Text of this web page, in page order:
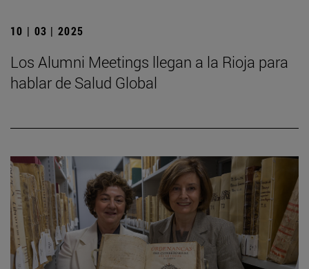
10 | 03 | 2025
Los Alumni Meetings llegan a la Rioja para
hablar de Salud Global